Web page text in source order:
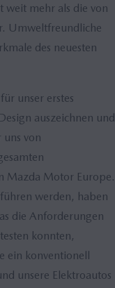
weit mehr als die von
Umweltfreundliche
des neuesten
unser erstes
auszeichnen und
von
Mazda Motor Europe.
werden, haben
die Anforderungen
konnten,
ein konventionell
unsere Elektroautos